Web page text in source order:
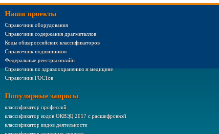
Наши проекты
Справочник оборудования
Справочник содержания драгметаллов
Коды общероссийских классификаторов
Справочник подшипников
Федеральные реестры онлайн
Справочник по здравоохранению и медицине
Справочник ГОСТов
Популярные запросы
классификатор профессий
классификатор кодов ОКВЭД 2017 с расшифровкой
классификатор видов деятельности